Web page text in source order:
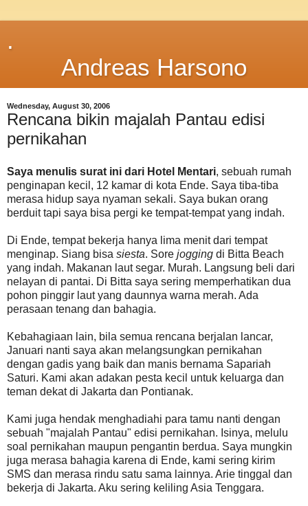
.
Andreas Harsono
Wednesday, August 30, 2006
Rencana bikin majalah Pantau edisi
pernikahan
Saya menulis surat ini dari Hotel Mentari, sebuah rumah
penginapan kecil, 12 kamar di kota Ende. Saya tiba-tiba
merasa hidup saya nyaman sekali. Saya bukan orang
berduit tapi saya bisa pergi ke tempat-tempat yang indah.
Di Ende, tempat bekerja hanya lima menit dari tempat
menginap. Siang bisa siesta. Sore jogging di Bitta Beach
yang indah. Makanan laut segar. Murah. Langsung beli dari
nelayan di pantai. Di Bitta saya sering memperhatikan dua
pohon pinggir laut yang daunnya warna merah. Ada
perasaan tenang dan bahagia.
Kebahagiaan lain, bila semua rencana berjalan lancar,
Januari nanti saya akan melangsungkan pernikahan
dengan gadis yang baik dan manis bernama Sapariah
Saturi. Kami akan adakan pesta kecil untuk keluarga dan
teman dekat di Jakarta dan Pontianak.
Kami juga hendak menghadiahi para tamu nanti dengan
sebuah "majalah Pantau" edisi pernikahan. Isinya, melulu
soal pernikahan maupun pengantin berdua. Saya mungkin
juga merasa bahagia karena di Ende, kami sering kirim
SMS dan merasa rindu satu sama lainnya. Arie tinggal dan
bekerja di Jakarta. Aku sering keliling Asia Tenggara.